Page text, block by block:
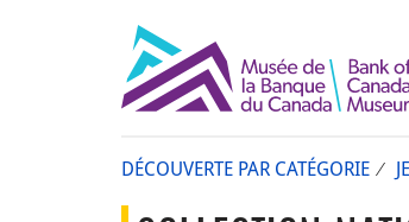
DÉCOUVERTE PAR CATÉGORIE